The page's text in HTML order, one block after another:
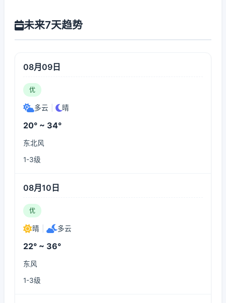
未来7天趋势
08月09日
优
多云 晴
20° ~ 34°
东北风
1-3级
08月10日
优
晴 多云
22° ~ 36°
东风
1-3级